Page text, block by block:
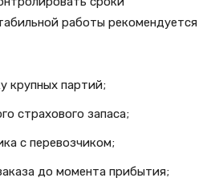
работы рекомендуется
крупных партий;
страхового запаса;
с перевозчиком;
до момента прибытия;